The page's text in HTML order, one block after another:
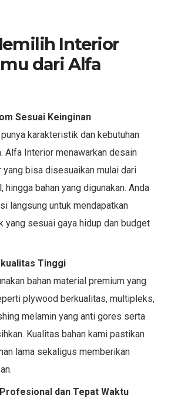
Interior
dari Alfa
Sesuai Keinginan
karakteristik dan kebutuhan
Alfa Interior menawarkan desain
yang bisa disesuaikan mulai dari
hingga bahan yang digunakan. Anda
langsung untuk mendapatkan
yang sesuai gaya hidup dan budget
Tinggi
bahan material premium yang
plywood berkualitas, multipleks,
melamin yang anti gores serta
Kualitas bahan kami pastikan
lama sekaligus memberikan
dan Tepat Waktu